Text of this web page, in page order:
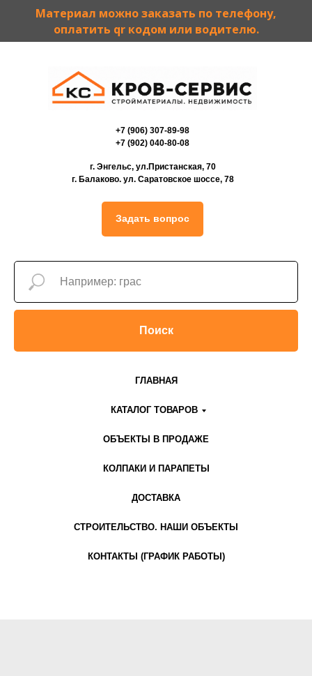
Материал можно заказать по телефону,
оплатить qr кодом или водителю.
+7 (906) 307-89-98
+7 (902) 040-80-08
г. Энгельс, ул.Пристанская, 70
г. Балаково. ул. Саратовское шоссе, 78
Задать вопрос
Поиск
ГЛАВНАЯ
КАТАЛОГ ТОВАРОВ
ОБЪЕКТЫ В ПРОДАЖЕ
КОЛПАКИ И ПАРАПЕТЫ
ДОСТАВКА
СТРОИТЕЛЬСТВО. НАШИ ОБЪЕКТЫ
КОНТАКТЫ (ГРАФИК РАБОТЫ)